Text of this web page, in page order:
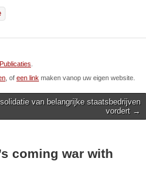
Publicaties
, of een link maken vanop uw eigen website.
van belangrijke staatsbedrijven
vordert →
coming war with